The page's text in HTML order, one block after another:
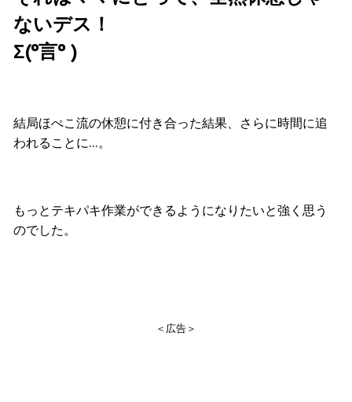
ないデス！
Σ(º言º )
結局ほぺこ流の休憩に付き合った結果、さらに時間に追
われることに…。
もっとテキパキ作業ができるようになりたいと強く思う
のでした。
＜広告＞